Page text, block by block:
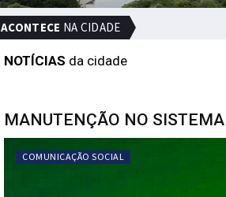
ACONTECE NA CIDADE
NOTÍCIAS da cidade
MANUTENÇÃO NO SISTEMA
COMUNICAÇÃO SOCIAL